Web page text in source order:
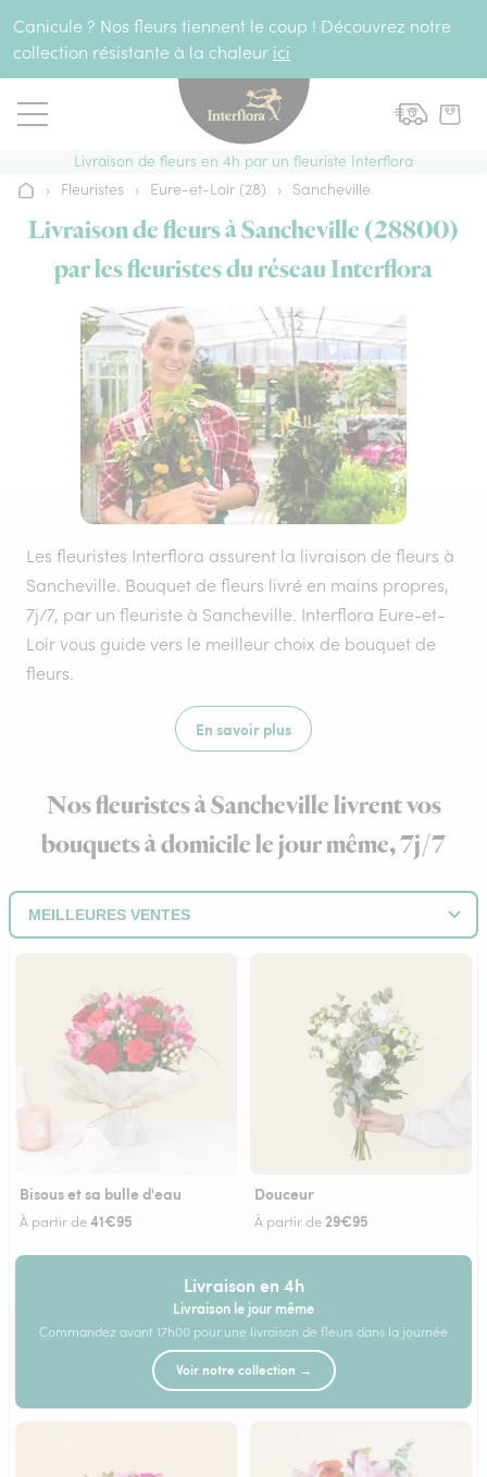
Canicule ? Nos fleurs tiennent le coup ! Découvrez notre
collection résistante à la chaleur ici
Livraison de fleurs en 4h par un fleuriste Interflora
Accueil
› Fleuristes › Eure-et-Loir (28) › Sancheville
Livraison de fleurs à Sancheville (28800)
par les fleuristes du réseau Interflora
Les fleuristes Interflora assurent la livraison de fleurs à
Sancheville. Bouquet de fleurs livré en mains propres,
7j/7, par un fleuriste à Sancheville. Interflora Eure-et-
Loir vous guide vers le meilleur choix de bouquet de
fleurs.
En savoir plus
Nos fleuristes à Sancheville livrent vos
bouquets à domicile le jour même, 7j/7
Bisous et sa bulle d'eau
À partir de41€95
Douceur
À partir de29€95
Livraison en 4h
Livraison le jour même
Commandez avant 17h00 pour une livraison de fleurs dans la journée
Voir notre collection →